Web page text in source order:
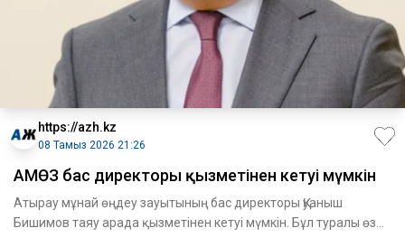
https://azh.kz
08 Тамыз 2026 21:26
АМӨЗ бас директоры қызметінен кетуі мүмкін
Атырау мұнай өңдеу зауытының бас директоры Қуаныш
Бишимов таяу арада қызметінен кетуі мүмкін. Бұл туралы өз